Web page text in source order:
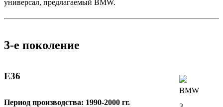
универсал, предлагаемый BMW.
3-е поколение
Е36
Период производства: 1990-2000 гг.